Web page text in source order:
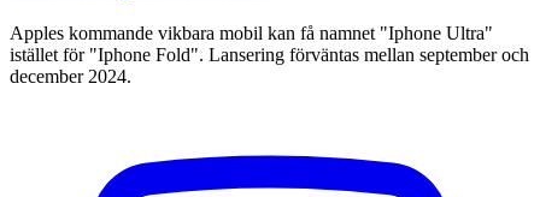
Apples kommande vikbara mobil kan få namnet "Iphone Ultra"
istället för "Iphone Fold". Lansering förväntas mellan september och
december 2024.